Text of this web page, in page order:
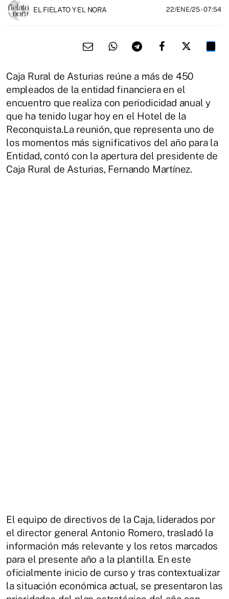
EL FIELATO Y EL NORA 22/ENE/25- 07:54
Caja Rural de Asturias reúne a más de 450
empleados de la entidad financiera en el
encuentro que realiza con periodicidad anual y
que ha tenido lugar hoy en el Hotel de la
Reconquista.La reunión, que representa uno de
los momentos más significativos del año para la
Entidad, contó con la apertura del presidente de
Caja Rural de Asturias, Fernando Martínez.
El equipo de directivos de la Caja, liderados por
el director general Antonio Romero, trasladó la
información más relevante y los retos marcados
para el presente año a la plantilla. En este
oficialmente inicio de curso y tras contextualizar
la situación económica actual, se presentaron las